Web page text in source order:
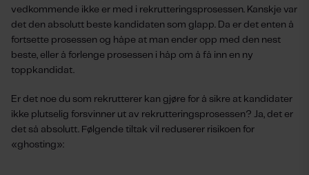
vedkommende ikke er med i rekrutteringsprosessen. Kanskje var
det den absolutt beste kandidaten som glapp. Da er det enten å
fortsette prosessen og håpe at man ender opp med den nest
beste, eller å forlenge prosessen i håp om å få inn en ny
toppkandidat.
Er det noe du som rekrutterer kan gjøre for å sikre at kandidater
ikke plutselig forsvinner ut av rekrutteringsprosessen? Ja, det er
det så absolutt. Følgende tiltak vil reduserer risikoen for
«ghosting»: